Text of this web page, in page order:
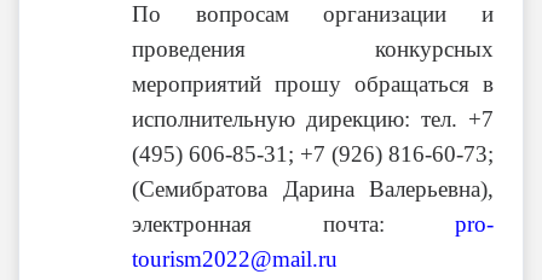
По вопросам организации и
проведения конкурсных
мероприятий прошу обращаться в
исполнительную дирекцию: тел. +7
(495) 606-85-31; +7 (926) 816-60-73;
(Семибратова Дарина Валерьевна),
электронная почта: pro-
tourism2022@mail.ru